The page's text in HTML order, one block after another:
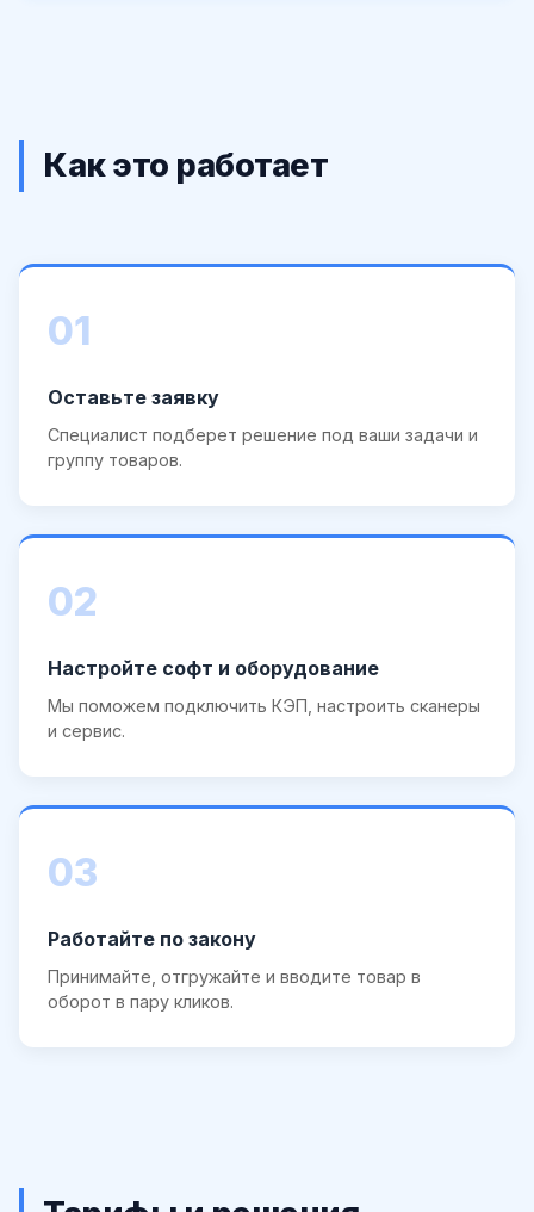
Как это работает
01
Оставьте заявку
Специалист подберет решение под ваши задачи и
группу товаров.
02
Настройте софт и оборудование
Мы поможем подключить КЭП, настроить сканеры
и сервис.
03
Работайте по закону
Принимайте, отгружайте и вводите товар в
оборот в пару кликов.